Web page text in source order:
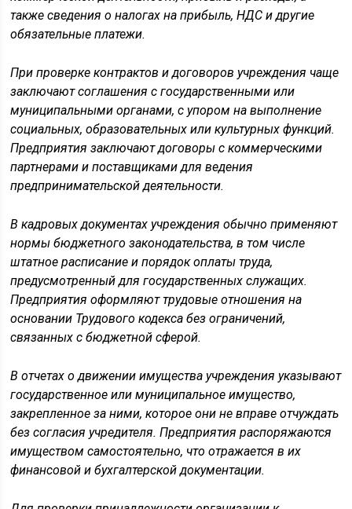
также сведения о налогах на прибыль, НДС и другие
обязательные платежи.
При проверке контрактов и договоров учреждения чаще
заключают соглашения с государственными или
муниципальными органами, с упором на выполнение
социальных, образовательных или культурных функций.
Предприятия заключают договоры с коммерческими
партнерами и поставщиками для ведения
предпринимательской деятельности.
В кадровых документах учреждения обычно применяют
нормы бюджетного законодательства, в том числе
штатное расписание и порядок оплаты труда,
предусмотренный для государственных служащих.
Предприятия оформляют трудовые отношения на
основании Трудового кодекса без ограничений,
связанных с бюджетной сферой.
В отчетах о движении имущества учреждения указывают
государственное или муниципальное имущество,
закрепленное за ними, которое они не вправе отчуждать
без согласия учредителя. Предприятия распоряжаются
имуществом самостоятельно, что отражается в их
финансовой и бухгалтерской документации.